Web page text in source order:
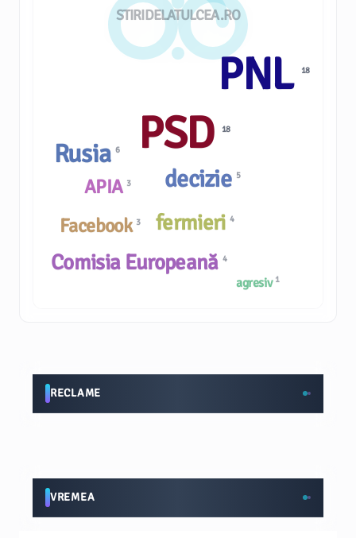
STIRIDELATULCEA.RO
PNL 18
agresiv 1
decizie 5
Facebook 3
APIA 3
fermieri 4
Rusia6 PSD 18
Comisia Europeană 4
RECLAME
VREMEA